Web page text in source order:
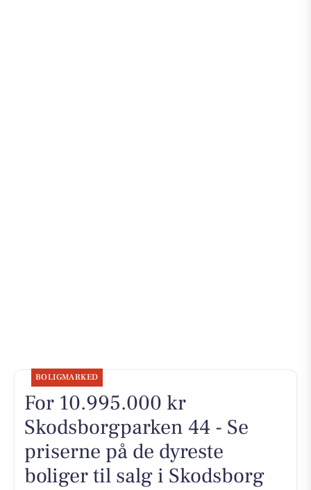
BOLIGMARKED
For 10.995.000 kr
Skodsborgparken 44 - Se
priserne på de dyreste
boliger til salg i Skodsborg